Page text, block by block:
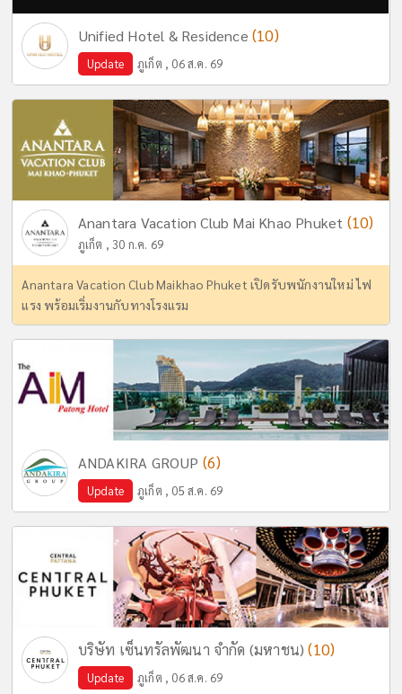
Unified Hotel & Residence (10)
Update ภูเก็ต , 06 ส.ค. 69
Anantara Vacation Club Mai Khao Phuket (10)
ภูเก็ต , 30 ก.ค. 69
Anantara Vacation Club Maikhao Phuket เปิดรับพนักงานใหม่ ไฟ
แรง พร้อมเริ่มงานกับทางโรงแรม
ANDAKIRA GROUP (6)
Update ภูเก็ต , 05 ส.ค. 69
บริษัท เซ็นทรัลพัฒนา จำกัด (มหาชน)(10)
Update ภูเก็ต , 06 ส.ค. 69